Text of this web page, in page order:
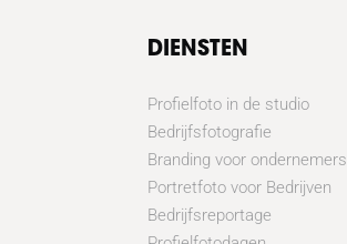
DIENSTEN
Profielfoto in de studio
Bedrijfsfotografie
Branding voor ondernemers
Portretfoto voor Bedrijven
Bedrijfsreportage